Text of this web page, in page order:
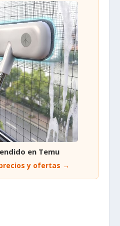
en Temu
y ofertas →